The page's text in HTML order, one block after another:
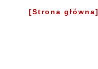
[Strona główna]